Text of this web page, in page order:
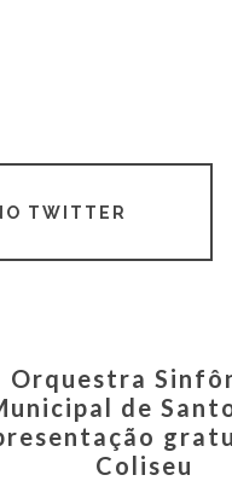
TWITTER
Orquestra
de
Coliseu